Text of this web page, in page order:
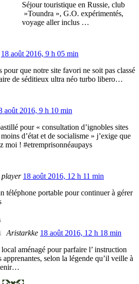
Séjour touristique en Russie, club
»Toundra », G.O. expérimentés,
voyage aller inclus …
18 août 2016, 9 h 05 min
pour que notre site favori ne soit pas classé
de séditieux ultra néo turbo libero…
août 2016, 9 h 10 min
pour « consultation d’ignobles sites
d’état et de socialisme » j’exige que
moi ! #etremprisonnéaupays
player 18 août 2016, 12 h 11 min
téléphone portable pour continuer à gérer
Aristarkke 18 août 2016, 12 h 18 min
aménagé pour parfaire l’ instruction
apprenantes, selon la légende qu’il veille à